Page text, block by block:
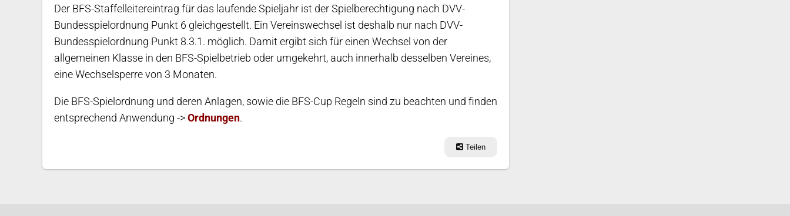
Der BFS-Staffelleitereintrag für das laufende Spieljahr ist der Spielberechtigung nach DVV-
Bundesspielordnung Punkt 6 gleichgestellt. Ein Vereinswechsel ist deshalb nur nach DVV-
Bundesspielordnung Punkt 8.3.1. möglich. Damit ergibt sich für einen Wechsel von der
allgemeinen Klasse in den BFS-Spielbetrieb oder umgekehrt, auch innerhalb desselben Vereines,
eine Wechselsperre von 3 Monaten.
Die BFS-Spielordnung und deren Anlagen, sowie die BFS-Cup Regeln sind zu beachten und finden
entsprechend Anwendung ->Ordnungen.
Teilen